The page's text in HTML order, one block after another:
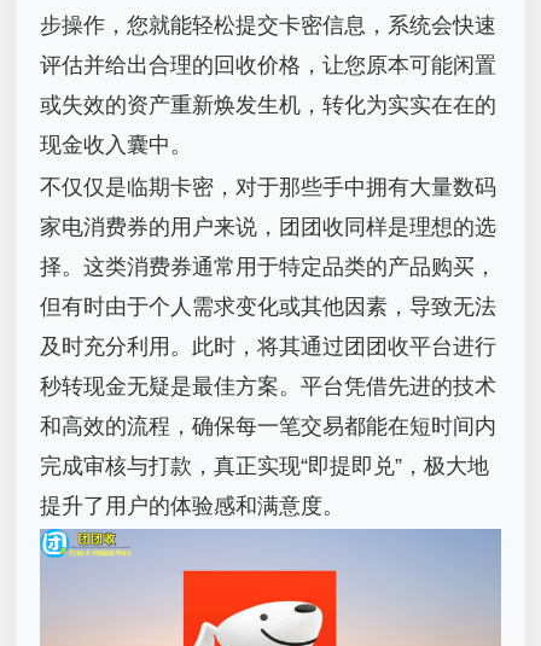
步操作，您就能轻松提交卡密信息，系统会快速
评估并给出合理的回收价格，让您原本可能闲置
或失效的资产重新焕发生机，转化为实实在在的
现金收入囊中。
不仅仅是临期卡密，对于那些手中拥有大量数码
家电消费券的用户来说，团团收同样是理想的选
择。这类消费券通常用于特定品类的产品购买，
但有时由于个人需求变化或其他因素，导致无法
及时充分利用。此时，将其通过团团收平台进行
秒转现金无疑是最佳方案。平台凭借先进的技术
和高效的流程，确保每一笔交易都能在短时间内
完成审核与打款，真正实现“即提即兑”，极大地
提升了用户的体验感和满意度。